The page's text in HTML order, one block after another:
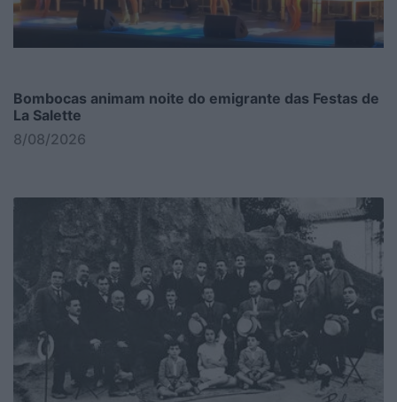
Bombocas animam noite do emigrante das Festas de
La Salette
8/08/2026